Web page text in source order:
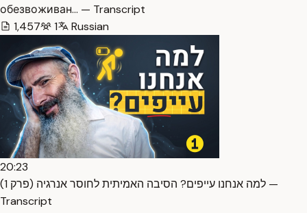
обезвоживан… — Transcript
1,457
1 Russian
20:23
למה אנחנו עייפים? הסיבה האמיתית לחוסר אנרגיה (פרק 1) —
Transcript